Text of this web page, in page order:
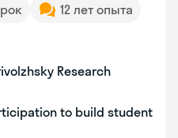
12 лет опыта
Research
to build student